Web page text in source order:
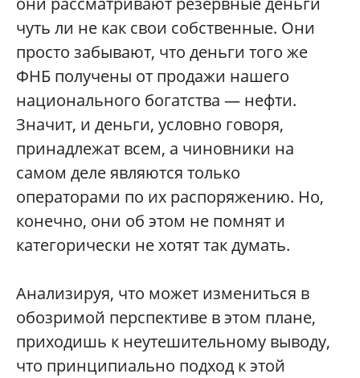
чуть ли не как свои собственные. Они
просто забывают, что деньги того же
ФНБ получены от продажи нашего
национального богатства — нефти.
Значит, и деньги, условно говоря,
принадлежат всем, а чиновники на
самом деле являются только
операторами по их распоряжению. Но,
конечно, они об этом не помнят и
категорически не хотят так думать.
Анализируя, что может измениться в
обозримой перспективе в этом плане,
приходишь к неутешительному выводу,
что принципиально подход к этой